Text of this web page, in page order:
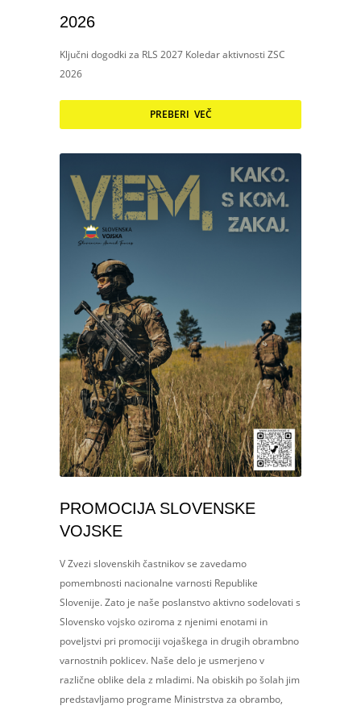
2026
Ključni dogodki za RLS 2027 Koledar aktivnosti ZSC
2026
PREBERI VEČ
PROMOCIJA SLOVENSKE
VOJSKE
V Zvezi slovenskih častnikov se zavedamo
pomembnosti nacionalne varnosti Republike
Slovenije. Zato je naše poslanstvo aktivno sodelovati s
Slovensko vojsko oziroma z njenimi enotami in
poveljstvi pri promociji vojaškega in drugih obrambno
varnostnih poklicev. Naše delo je usmerjeno v
različne oblike dela z mladimi. Na obiskih po šolah jim
predstavljamo programe Ministrstva za obrambo,